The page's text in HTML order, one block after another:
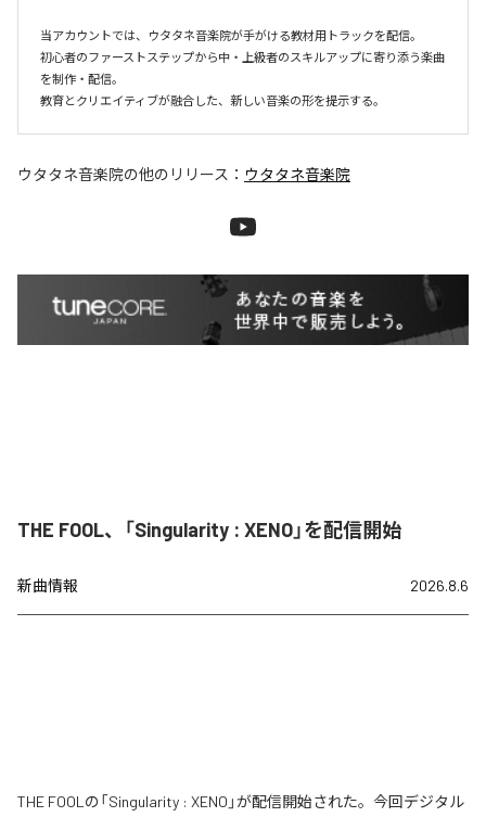
当アカウントでは、ウタタネ音楽院が手がける教材用トラックを配信。
初心者のファーストステップから中・上級者のスキルアップに寄り添う楽曲
を制作・配信。
ウタタネ音楽院の他のリリース： ウタタネ音楽院
THE FOOL、「Singularity : XENO」を配信開始
新曲情報 2026.8.6
THE FOOLの「Singularity : XENO」が配信開始された。今回デジタル